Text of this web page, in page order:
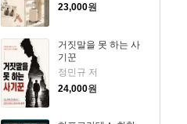
23,000원
거짓말을 못 하는 사
기꾼
정민규 저
24,000원